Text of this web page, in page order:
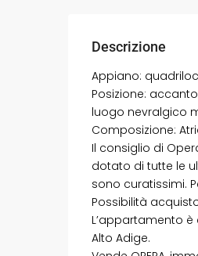
Descrizione
Appiano:
Posizione:
luogo nevralgico
Composizione:
Il consiglio di
dotato di tutte le
sono curatissimi.
Possibilità
L’appartamento
Alto Adige.